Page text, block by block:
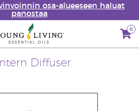
osa-alueeseen haluat
panostaa
0
Diffuser